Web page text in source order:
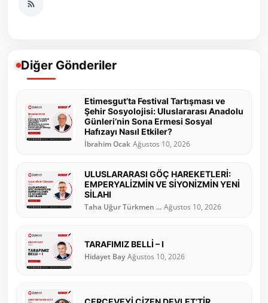
Diğer Gönderiler
Etimesgut’ta Festival Tartışması ve
Şehir Sosyolojisi: Uluslararası Anadolu
Günleri’nin Sona Ermesi Sosyal
Hafızayı Nasıl Etkiler?
İbrahim Ocak Ağustos 10, 2026
ULUSLARARASI GÖÇ HAREKETLERİ:
EMPERYALİZMİN VE SİYONİZMİN YENİ
SİLAHI
Taha Uğur Türkmen ... Ağustos 10, 2026
TARAFIMIZ BELLİ – I
Hidayet Bay Ağustos 10, 2026